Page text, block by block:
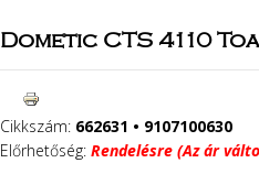
Dometic CTS 4110
Cikkszám: 662631 • 9107100630
Előrhetőség: Rendelésre (Az ár